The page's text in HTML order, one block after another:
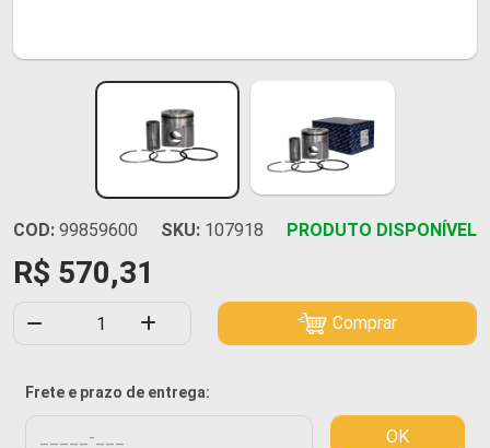
COD: 99859600 SKU: 107918 PRODUTO DISPONÍVEL
R$ 570,31
Comprar
Frete e prazo de entrega:
OK